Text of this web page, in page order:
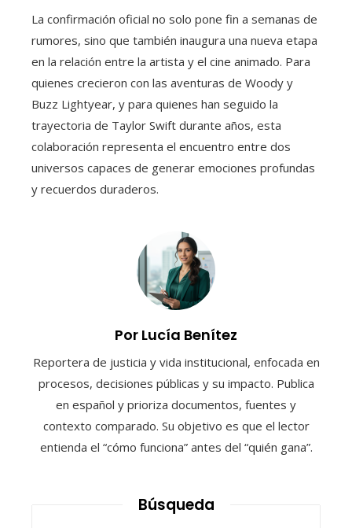
La confirmación oficial no solo pone fin a semanas de
rumores, sino que también inaugura una nueva etapa
en la relación entre la artista y el cine animado. Para
quienes crecieron con las aventuras de Woody y
Buzz Lightyear, y para quienes han seguido la
trayectoria de Taylor Swift durante años, esta
colaboración representa el encuentro entre dos
universos capaces de generar emociones profundas
y recuerdos duraderos.
Por Lucía Benítez
Reportera de justicia y vida institucional, enfocada en
procesos, decisiones públicas y su impacto. Publica
en español y prioriza documentos, fuentes y
contexto comparado. Su objetivo es que el lector
entienda el “cómo funciona” antes del “quién gana”.
Búsqueda